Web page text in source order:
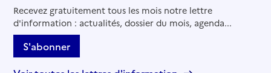
Recevez gratuitement tous les mois notre lettre
d'information : actualités, dossier du mois, agenda...
S'abonner